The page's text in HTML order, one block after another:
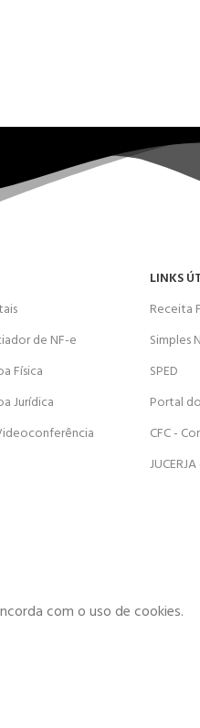
de NF-e
Física
Jurídica
LINKS
Receita
Simples
SPED
Portal
CFC -
com o uso de cookies.